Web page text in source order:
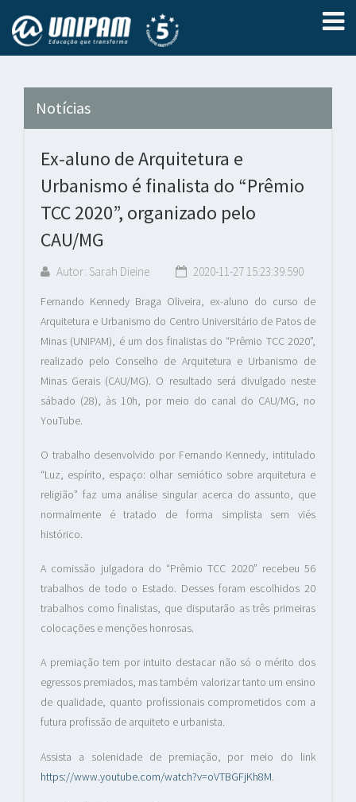
Notícias
Ex-aluno de Arquitetura e
Urbanismo é finalista do “Prêmio
TCC 2020”, organizado pelo
CAU/MG
Autor: Sarah Dieine 2020-11-27 15:23:39.590
Fernando Kennedy Braga Oliveira, ex-aluno do curso de
Arquitetura e Urbanismo do Centro Universitário de Patos de
Minas (UNIPAM), é um dos finalistas do “Prêmio TCC 2020”,
realizado pelo Conselho de Arquitetura e Urbanismo de
Minas Gerais (CAU/MG). O resultado será divulgado neste
sábado (28), às 10h, por meio do canal do CAU/MG, no
YouTube.
O trabalho desenvolvido por Fernando Kennedy, intitulado
“Luz, espírito, espaço: olhar semiótico sobre arquitetura e
religião” faz uma análise singular acerca do assunto, que
normalmente é tratado de forma simplista sem viés
histórico.
A comissão julgadora do “Prêmio TCC 2020” recebeu 56
trabalhos de todo o Estado. Desses foram escolhidos 20
trabalhos como finalistas, que disputarão as três primeiras
colocações e menções honrosas.
A premiação tem por intuito destacar não só o mérito dos
egressos premiados, mas também valorizar tanto um ensino
de qualidade, quanto profissionais comprometidos com a
futura profissão de arquiteto e urbanista.
Assista a solenidade de premiação, por meio do link
https://www.youtube.com/watch?v=oVTBGFjKh8M.